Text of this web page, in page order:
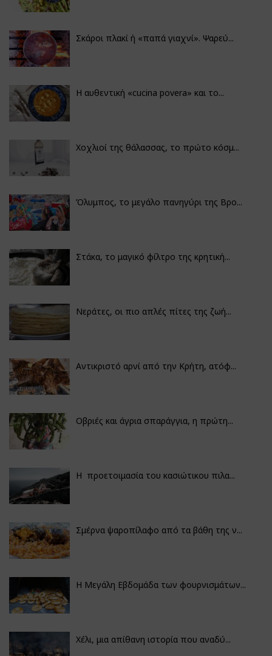
Σκάροι πλακί ή «παπά γιαχνί». Ψαρεύ...
Η αυθεντική «cucina povera» και το...
Χοχλιοί της θάλασσας, το πρώτο κόσμ...
Όλυμπος, το μεγάλο πανηγύρι της Βρο...
Στάκα, το μαγικό φίλτρο της κρητική...
Νεράτες, οι πιο απλές πίτες της ζωή...
Αντικριστό αρνί από την Κρήτη, ατόφ...
Οβριές και άγρια σπαράγγια, η πρώτη...
Η προετοιμασία του κασιώτικου πιλα...
Σμέρνα ψαροπίλαφο από τα βάθη της ν...
Η Μεγάλη Εβδομάδα των φουρνισμάτων...
Χέλι, μια απίθανη ιστορία που αναδύ...